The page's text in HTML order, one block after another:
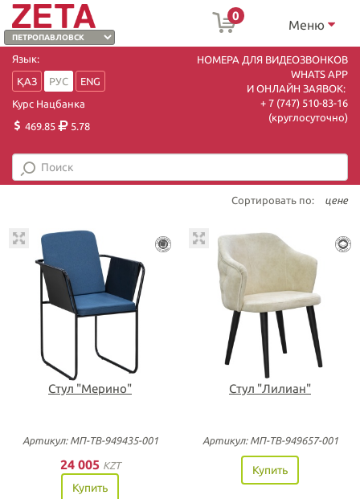
0
Меню
Язык:
ҚАЗ
РУС
ENG
Курс Нацбанка
469.85
5.78
НОМЕРА ДЛЯ ВИДЕОЗВОНКОВ
WHATS APP
И ОНЛАЙН ЗАЯВОК:
+ 7 (747) 510-83-16
(круглосуточно)
Сортировать по: цене
Стул "Мерино"
Артикул: МП-ТВ-949435-001
24 005 KZT
Купить
Стул "Лилиан"
Артикул: MП-TB-949657-001
Купить